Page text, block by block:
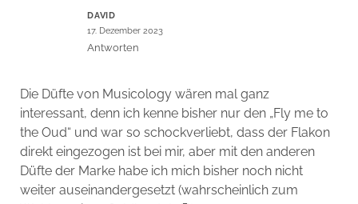
DAVID
17. Dezember 2023
Antworten
Die Düfte von Musicology wären mal ganz
interessant, denn ich kenne bisher nur den „Fly me to
the Oud“ und war so schockverliebt, dass der Flakon
direkt eingezogen ist bei mir, aber mit den anderen
Düfte der Marke habe ich mich bisher noch nicht
weiter auseinandergesetzt (wahrscheinlich zum